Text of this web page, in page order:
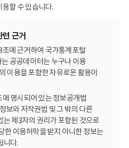
할 수 있습니다.
근거
에 근거하여 국가통계포털
공공데이터는 누구나 이용
이용을 포함한 자유로운 활용이
명시되어 있는 정보공개법
보와 저작권법 및 그 밖의 다른
는 제3자의 권리가 포함된 것으로
한 이용허락을 받지 아니한 정보는
니다.